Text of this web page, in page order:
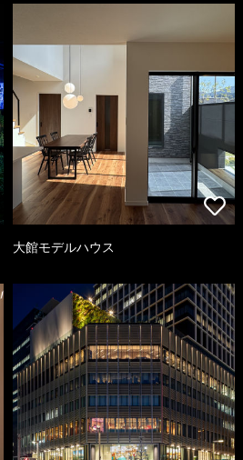
大館モデルハウス